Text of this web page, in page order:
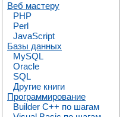
Веб мастеру
PHP
Perl
JavaScript
Базы данных
MySQL
Oracle
SQL
Другие книги
Программирование
Builder C++ по шагам